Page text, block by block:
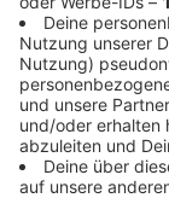
Überfahren
aufgerissen.
Die
erstattet und
Wer Hinweise